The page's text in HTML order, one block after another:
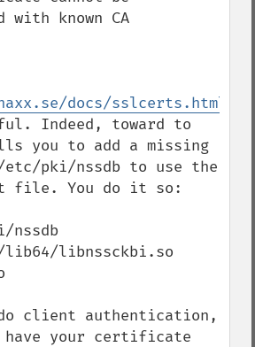
with known CA
docs/sslcerts.html
Indeed, toward to
you to add a missing
pki/nssdb to use the
file. You do it so:
nssdb
libnssckbi.so
do client authentication,
have your certificate